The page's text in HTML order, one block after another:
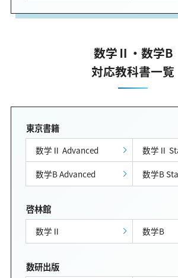
数学Ⅱ・数学B
対応教科書一覧
東京書籍
数学Ⅱ Advanced
数学Ⅱ
数学B Advanced
数学B
啓林館
数学Ⅱ 数学B
数研出版